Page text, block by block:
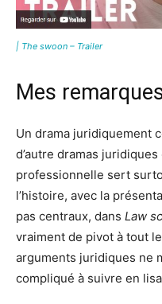
| The swoon – Trailer
Mes
Un drama juridiquement
d’autre dramas
professionnelle sert
l’histoire, avec la
pas centraux, dans Law
vraiment de pivot à tout
arguments juridiques ne
compliqué à suivre en